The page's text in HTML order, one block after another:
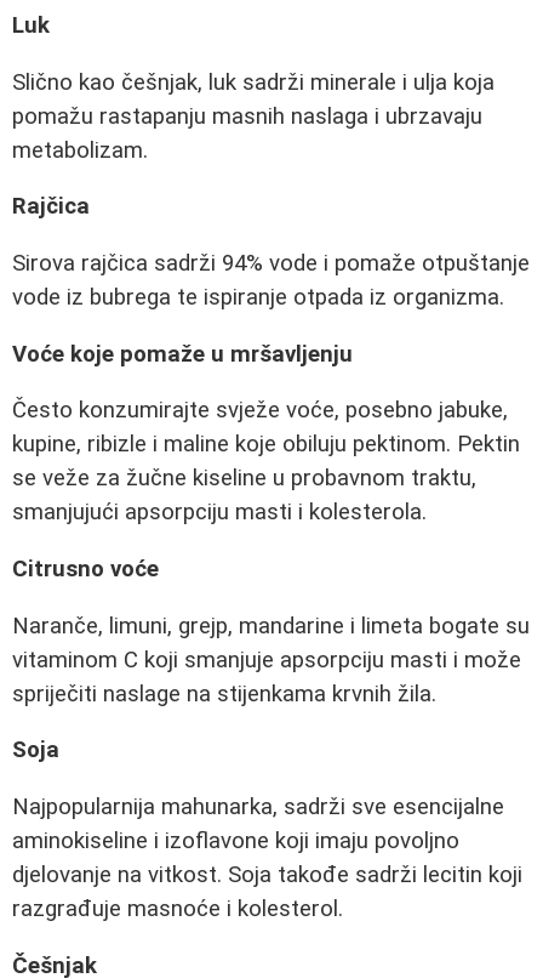
Luk
Slično kao češnjak, luk sadrži minerale i ulja koja
pomažu rastapanju masnih naslaga i ubrzavaju
metabolizam.
Rajčica
Sirova rajčica sadrži 94% vode i pomaže otpuštanje
vode iz bubrega te ispiranje otpada iz organizma.
Voće koje pomaže u mršavljenju
Često konzumirajte svježe voće, posebno jabuke,
kupine, ribizle i maline koje obiluju pektinom. Pektin
se veže za žučne kiseline u probavnom traktu,
smanjujući apsorpciju masti i kolesterola.
Citrusno voće
Naranče, limuni, grejp, mandarine i limeta bogate su
vitaminom C koji smanjuje apsorpciju masti i može
spriječiti naslage na stijenkama krvnih žila.
Soja
Najpopularnija mahunarka, sadrži sve esencijalne
aminokiseline i izoflavone koji imaju povoljno
djelovanje na vitkost. Soja takođe sadrži lecitin koji
razgrađuje masnoće i kolesterol.
Češnjak